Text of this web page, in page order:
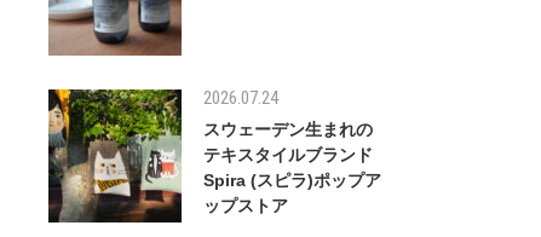
2026.07.24
スウェーデン生まれの
テキスタイルブランド
Spira (スピラ)ポップア
ップストア